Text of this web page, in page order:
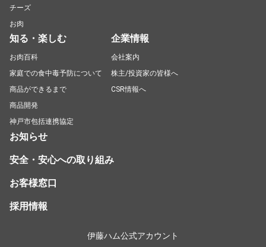
チーズ
お肉
知る・楽しむ
お肉百科
家庭での食中毒予防について
商品ができるまで
商品開発
神戸市包括連携協定
企業情報
会社案内
株主/投資家の皆様へ
CSR情報へ
お知らせ
安全・安心への取り組み
お客様窓口
採用情報
伊藤ハム公式アカウント